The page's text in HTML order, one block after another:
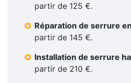
partir de 125 €.
Réparation de serrure
partir de 145 €.
Installation de serrure
partir de 210 €.